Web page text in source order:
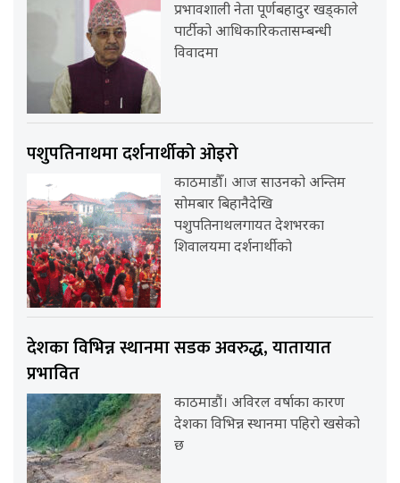
प्रभावशाली नेता पूर्णबहादुर खड्काले
पार्टीको आधिकारिकतासम्बन्धी
विवादमा
पशुपतिनाथमा दर्शनार्थीको ओइरो
काठमाडौँ। आज साउनको अन्तिम
सोमबार बिहानैदेखि
पशुपतिनाथलगायत देशभरका
शिवालयमा दर्शनार्थीको
देशका विभिन्न स्थानमा सडक अवरुद्ध, यातायात
प्रभावित
काठमाडौं। अविरल वर्षाका कारण
देशका विभिन्न स्थानमा पहिरो खसेको
छ